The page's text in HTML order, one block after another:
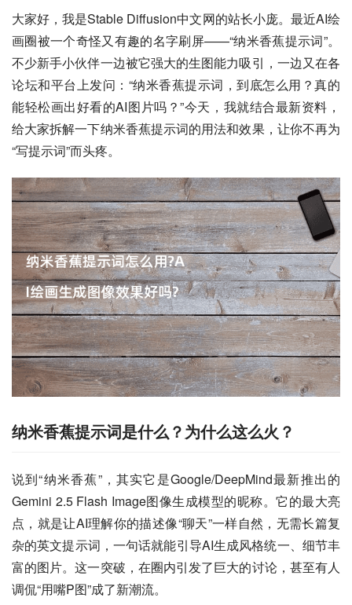
大家好，我是Stable Diffusion中文网的站长小庞。最近AI绘
画圈被一个奇怪又有趣的名字刷屏——“纳米香蕉提示词”。
不少新手小伙伴一边被它强大的生图能力吸引，一边又在各
论坛和平台上发问：“纳米香蕉提示词，到底怎么用？真的
能轻松画出好看的AI图片吗？”今天，我就结合最新资料，
给大家拆解一下纳米香蕉提示词的用法和效果，让你不再为
“写提示词”而头疼。
纳米香蕉提示词是什么？为什么这么火？
说到“纳米香蕉”，其实它是Google/DeepMind最新推出的
Gemini 2.5 Flash Image图像生成模型的昵称。它的最大亮
点，就是让AI理解你的描述像“聊天”一样自然，无需长篇复
杂的英文提示词，一句话就能引导AI生成风格统一、细节丰
富的图片。这一突破，在圈内引发了巨大的讨论，甚至有人
调侃“用嘴P图”成了新潮流。